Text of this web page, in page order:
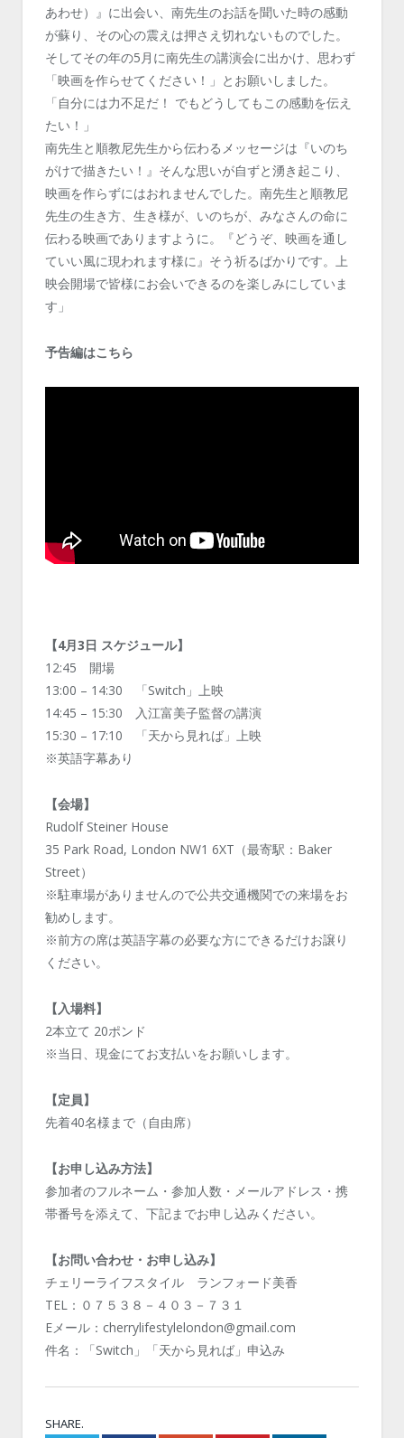
あわせ）』に出会い、南先生のお話を聞いた時の感動
が蘇り、その心の震えは押さえ切れないものでした。
そしてその年の5月に南先生の講演会に出かけ、思わず
「映画を作らせてください！」とお願いしました。
「自分には力不足だ！ でもどうしてもこの感動を伝え
たい！」
南先生と順教尼先生から伝わるメッセージは『いのち
がけで描きたい！』そんな思いが自ずと湧き起こり、
映画を作らずにはおれませんでした。南先生と順教尼
先生の生き方、生き様が、いのちが、みなさんの命に
伝わる映画でありますように。『どうぞ、映画を通し
ていい風に現われます様に』そう祈るばかりです。上
映会開場で皆様にお会いできるのを楽しみにしていま
す」
予告編はこちら
【4月3日 スケジュール】
12:45 開場
13:00 – 14:30 「Switch」上映
14:45 – 15:30 入江富美子監督の講演
15:30 – 17:10 「天から見れば」上映
※英語字幕あり
【会場】
Rudolf Steiner House
35 Park Road, London NW1 6XT（最寄駅：Baker
Street）
※駐車場がありませんので公共交通機関での来場をお
勧めします。
※前方の席は英語字幕の必要な方にできるだけお譲り
ください。
【入場料】
2本立て 20ポンド
※当日、現金にてお支払いをお願いします。
【定員】
先着40名様まで（自由席）
【お申し込み方法】
参加者のフルネーム・参加人数・メールアドレス・携
帯番号を添えて、下記までお申し込みください。
【お問い合わせ・お申し込み】
チェリーライフスタイル ランフォード美香
TEL：０７５３８－４０３－７３１
Eメール：cherrylifestylelondon@gmail.com
件名：「Switch」「天から見れば」申込み
SHARE.